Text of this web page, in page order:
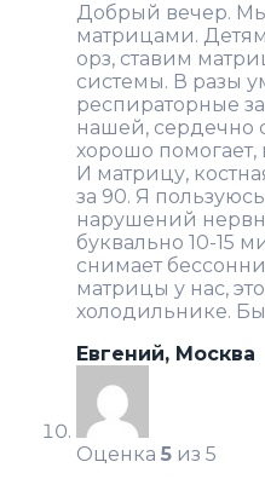
Добрый вечер.
матрицами.
орз, ставим
системы. В разы
респираторные
нашей, сердечно
хорошо
И матрицу,
за 90. Я
нарушений
буквально 10-15
снимает
матрицы у нас,
холодильнике.
Евгений, Москва
Оценка 5 из 5